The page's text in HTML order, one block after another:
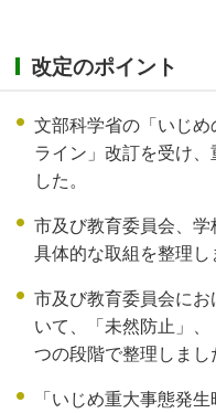
改定のポイント
文部科学省の「いじ
ライン」改訂を受け
した。
市及び教育委員会、学
具体的な取組を整理し
市及び教育委員会に
いて、「未然防止」
つの段階で整理しまし
「いじめ重大事態発